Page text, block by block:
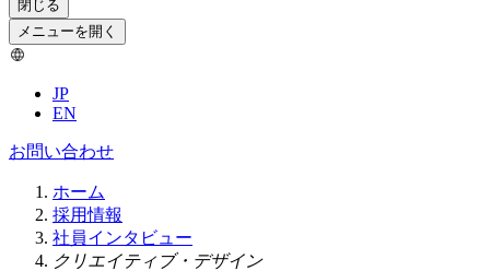
閉じる
メニューを開く
JP
EN
お問い合わせ
ホーム
採用情報
社員インタビュー
クリエイティブ・デザイン